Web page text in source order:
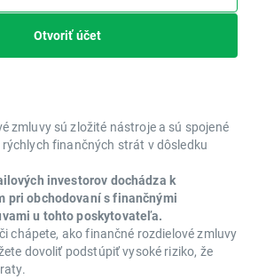
Otvoriť účet
zmluvy sú zložité nástroje a sú spojené
finančných strát v dôsledku
investorov dochádza k
pri obchodovaní s finančnými
u tohto poskytovateľa.
chápete, ako finančné rozdielové zmluvy
dovoliť podstúpiť vysoké riziko, že